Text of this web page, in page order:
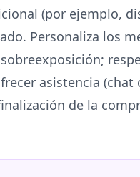
(por ejemplo,
Personaliza los
asistencia (chat
de la